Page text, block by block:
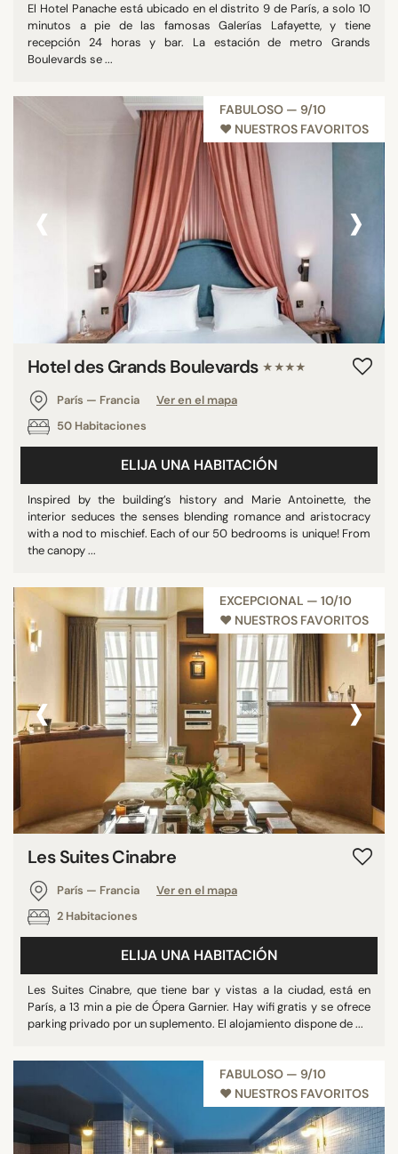
El Hotel Panache está ubicado en el distrito 9 de París, a solo 10
minutos a pie de las famosas Galerías Lafayette, y tiene
recepción 24 horas y bar. La estación de metro Grands
Boulevards se ...
FABULOSO — 9/10
♥︎ NUESTROS FAVORITOS
‹ ›
Hotel des Grands Boulevards ★★★★
París — Francia
Ver en el mapa
50 Habitaciones
ELIJA UNA HABITACIÓN
Inspired by the building’s history and Marie Antoinette, the
interior seduces the senses blending romance and aristocracy
with a nod to mischief. Each of our 50 bedrooms is unique! From
the canopy ...
EXCEPCIONAL — 10/10
♥︎ NUESTROS FAVORITOS
‹ ›
Les Suites Cinabre
París — Francia
Ver en el mapa
2 Habitaciones
ELIJA UNA HABITACIÓN
Les Suites Cinabre, que tiene bar y vistas a la ciudad, está en
París, a 13 min a pie de Ópera Garnier. Hay wifi gratis y se ofrece
parking privado por un suplemento. El alojamiento dispone de ...
FABULOSO — 9/10
♥︎ NUESTROS FAVORITOS